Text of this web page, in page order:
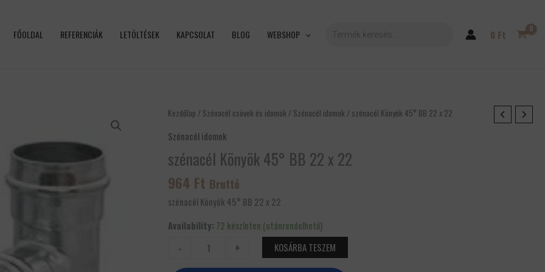
FŐOLDAL REFERENCIÁK LETÖLTÉSEK KAPCSOLAT BLOG WEBSHOP SEARCH 0 Ft
Kezdőlap / Szénacél csövek és idomok / Szénacél idomok / szénacél Könyök 45° BB 22 x 22
Szénacél idomok
szénacél Könyök 45° BB 22 x 22
964 Ft Bruttó
szénacél Könyök 45° BB 22 x 22
Availability: 72 készleten (utánrendelhető)
-
szénacél
45°
BB
x
22
+ KOSÁRBA TESZEM